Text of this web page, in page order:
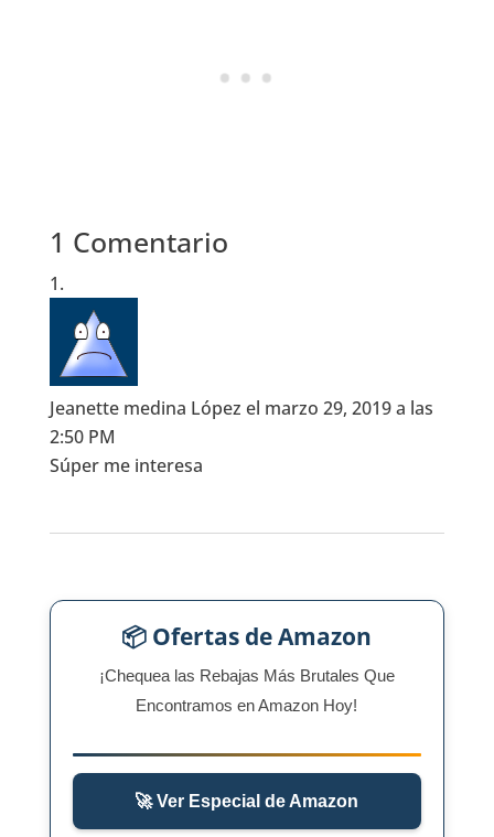
1 Comentario
Jeanette medina López el marzo 29, 2019 a las
2:50 PM
Súper me interesa
📦 Ofertas de Amazon
¡Chequea las Rebajas Más Brutales Que
Encontramos en Amazon Hoy!
🚀 Ver Especial de Amazon